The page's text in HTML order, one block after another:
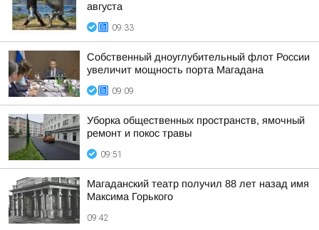
августа
09:33
Собственный дноуглубительный флот России
увеличит мощность порта Магадана
09:09
Уборка общественных пространств, ямочный
ремонт и покос травы
09:51
Магаданский театр получил 88 лет назад имя
Максима Горького
09:42